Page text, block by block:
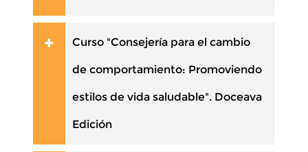
Curso "Consejería para el cambio
de comportamiento: Promoviendo
estilos de vida saludable". Doceava
Edición